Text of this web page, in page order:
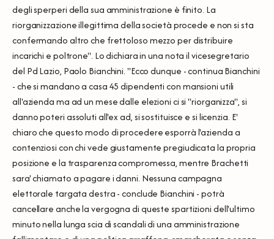
degli sperperi della sua amministrazione è finito. La
riorganizzazione illegittima della società procede e non si sta
confermando altro che frettoloso mezzo per distribuire
incarichi e poltrone". Lo dichiara in una nota il vicesegretario
del Pd Lazio, Paolo Bianchini. "Ecco dunque - continua Bianchini
- che si mandano a casa 45 dipendenti con mansioni utili
all'azienda ma ad un mese dalle elezioni ci si "riorganizza", si
danno poteri assoluti all'ex ad, si sostituisce e si licenzia. E'
chiaro che questo modo di procedere esporrà l'azienda a
contenziosi con chi vede giustamente pregiudicata la propria
posizione e la trasparenza compromessa, mentre Brachetti
sara' chiamato a pagare i danni. Nessuna campagna
elettorale targata destra - conclude Bianchini - potrà
cancellare anche la vergogna di queste spartizioni dell'ultimo
minuto nella lunga scia di scandali di una amministrazione